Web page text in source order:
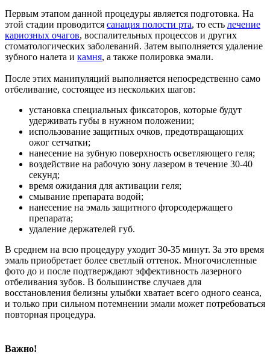
Первым этапом данной процедуры является подготовка. На
этой стадии проводится санация полости рта, то есть лечение
кариозных очагов, воспалительных процессов и других
стоматологических заболеваний. Затем выполняется удаление
зубного налета и камня, а также полировка эмали.
После этих манипуляций выполняется непосредственно само
отбеливание, состоящее из нескольких шагов:
установка специальных фиксаторов, которые будут
удерживать губы в нужном положении;
использование защитных очков, предотвращающих
ожог сетчатки;
нанесение на зубную поверхность осветляющего геля;
воздействие на рабочую зону лазером в течение 30-40
секунд;
время ожидания для активации геля;
смывание препарата водой;
нанесение на эмаль защитного фторсодержащего
препарата;
удаление держателей губ.
В среднем на всю процедуру уходит 30-35 минут. За это время
эмаль приобретает более светлый оттенок. Многочисленные
фото до и после подтверждают эффективность лазерного
отбеливания зубов. В большинстве случаев для
восстановления белизны улыбки хватает всего одного сеанса,
и только при сильном потемнении эмали может потребоваться
повторная процедура.
Важно!